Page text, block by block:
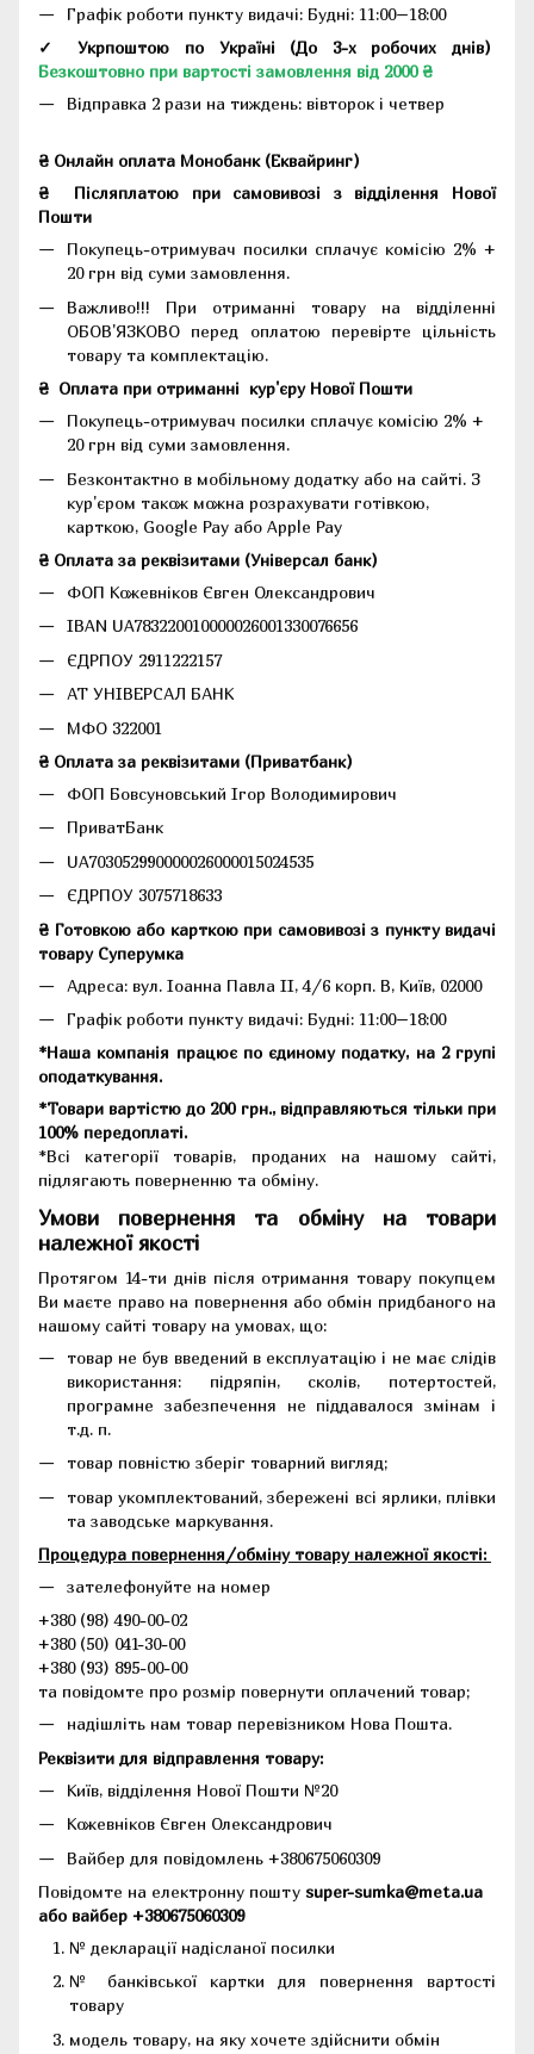
Графік роботи пункту видачі: Будні: 11:00–18:00
✓ Укрпоштою по Україні (До 3-х робочих днів)
Безкоштовно при вартості замовлення від 2000 ₴
Відправка 2 рази на тиждень: вівторок і четвер
₴ Онлайн оплата Монобанк (Еквайринг)
₴
Післяплатою при самовивозі з відділення Нової
Пошти
Покупець-отримувач посилки сплачує комісію 2% +
20 грн від суми замовлення.
Важливо!!! При отриманні товару на відділенні
ОБОВ'ЯЗКОВО перед оплатою перевірте цільність
товару та комплектацію.
₴ Оплата при отриманні кур'єру Нової Пошти
Покупець-отримувач посилки сплачує комісію 2% +
20 грн від суми замовлення.
Безконтактно в мобільному додатку або на сайті. З
кур'єром також можна розрахувати готівкою,
карткою, Google Pay або Apple Pay
₴ Оплата за реквізитами (Універсал банк)
ФОП Кожевніков Євген Олександрович
IBAN UA783220010000026001330076656
ЄДРПОУ 2911222157
АТ УНІВЕРСАЛ БАНК
МФО 322001
₴ Оплата за реквізитами (Приватбанк)
ФОП Бовсуновський Ігор Володимирович
ПриватБанк
UA703052990000026000015024535
ЄДРПОУ 3075718633
₴ Готовкою або карткою при самовивозі з пункту видачі
товару Суперумка
Адреса: вул. Іоанна Павла II, 4/6 корп. В, Київ, 02000
Графік роботи пункту видачі: Будні: 11:00–18:00
*Наша компанія працює по єдиному податку, на 2 групі
оподаткування.
*Товари вартістю до 200 грн., відправляються тільки при
100% передоплаті.
*Всі категорії товарів, проданих на нашому сайті,
підлягають поверненню та обміну.
Умови повернення та обміну на товари
належної якості
Протягом 14-ти днів після отримання товару покупцем
Ви маєте право на повернення або обмін придбаного на
нашому сайті товару на умовах, що:
товар не був введений в експлуатацію і не має слідів
використання: підряпін, сколів, потертостей,
програмне забезпечення не піддавалося змінам і
т.д. п.
товар повністю зберіг товарний вигляд;
товар укомплектований, збережені всі ярлики, плівки
та заводське маркування.
Процедура повернення/обміну товару належної якості:
зателефонуйте на номер
+380 (98) 490-00-02
+380 (50) 041-30-00
+380 (93) 895-00-00
та повідомте про розмір повернути оплачений товар;
надішліть нам товар перевізником Нова Пошта.
Реквізити для відправлення товару:
Київ, відділення Нової Пошти №20
Кожевніков Євген Олександрович
Вайбер для повідомлень +380675060309
Повідомте на електронну пошту super-sumka@meta.ua
або вайбер +380675060309
№ декларації надісланої посилки
№ банківської картки для повернення вартості
товару
модель товару, на яку хочете здійснити обмін